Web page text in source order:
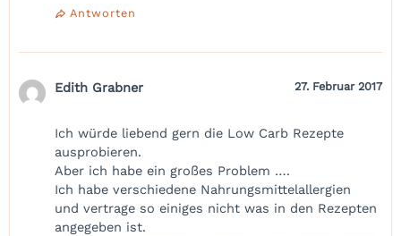
Antworten
Edith Grabner 27. Februar 2017
Ich würde liebend gern die Low Carb Rezepte
ausprobieren.
Aber ich habe ein großes Problem ….
Ich habe verschiedene Nahrungsmittelallergien
und vertrage so einiges nicht was in den Rezepten
angegeben ist.